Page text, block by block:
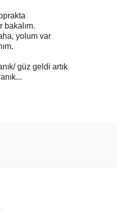
bakalım.
yolum var
güz geldi artık